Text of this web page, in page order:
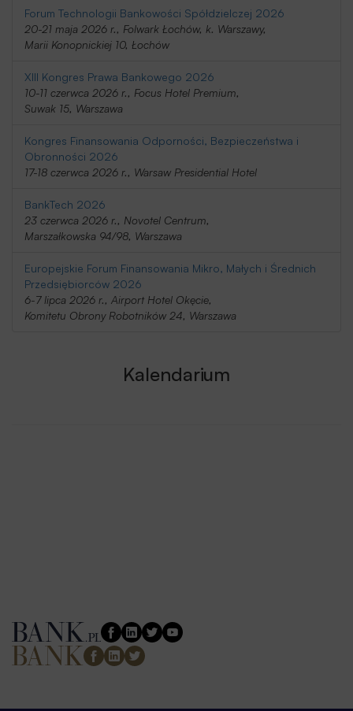
Forum Technologii Bankowości Spółdzielczej 2026
20-21 maja 2026 r., Folwark Łochów, k. Warszawy,
Marii Konopnickiej 10, Łochów
XIII Kongres Prawa Bankowego 2026
10-11 czerwca 2026 r., Focus Hotel Premium,
Suwak 15, Warszawa
Kongres Finansowania Odporności, Bezpieczeństwa i
Obronności 2026
17-18 czerwca 2026 r., Warsaw Presidential Hotel
BankTech 2026
23 czerwca 2026 r., Novotel Centrum,
Marszałkowska 94/98, Warszawa
Europejskie Forum Finansowania Mikro, Małych i Średnich
Przedsiębiorców 2026
6-7 lipca 2026 r., Airport Hotel Okęcie,
Komitetu Obrony Robotników 24, Warszawa
Kalendarium